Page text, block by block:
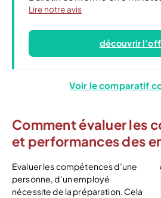
Lire notre avis
découvrir
Voir le comparatif
Comment évaluer les
et performances des
Evaluer les compétences d’une
personne, d’un employé
nécessite de la préparation. Cela